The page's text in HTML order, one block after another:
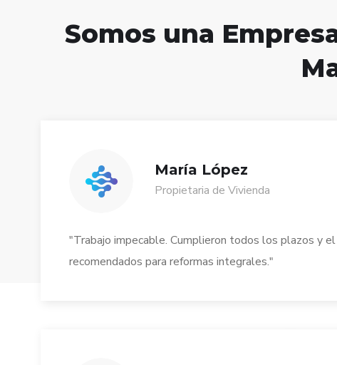
Somos una
María López
Propietaria de Vivienda
"Trabajo impecable. Cumplieron todos los plazos y
recomendados para reformas integrales."